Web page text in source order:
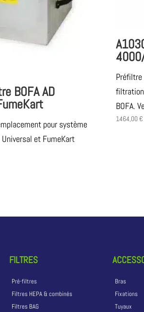
BOFA AD
pour système
et FumeKart
Préfiltre
BOFA.
1464,00€
FILTRES
Pré-filtres
Filtres HEPA & combinés
Filtres BAG
Bras
Fixations
Tuyaux